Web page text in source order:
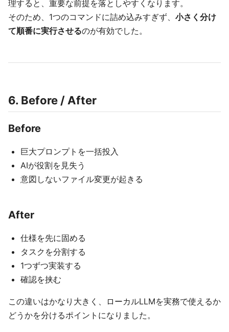
理すると、重要な前提を落としやすくなります。
そのため、1つのコマンドに詰め込みすぎず、 小さく分け
て順番に実行させるのが有効でした。
6. Before / After
Before
巨大プロンプトを一括投入
AIが役割を見失う
意図しないファイル変更が起きる
After
仕様を先に固める
タスクを分割する
1つずつ実装する
確認を挟む
この違いはかなり大きく、ローカルLLMを実務で使えるか
どうかを分けるポイントになりました。